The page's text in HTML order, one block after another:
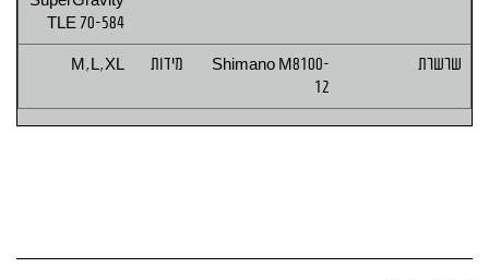
TLE 70-584
שרשרת
Shimano M8100-
12
מידות M,L,XL